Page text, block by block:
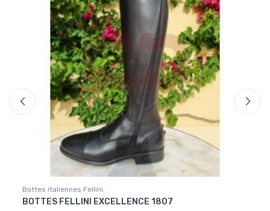
Bottes italiennes Fellini
BOTTES FELLINI EXCELLENCE 1807